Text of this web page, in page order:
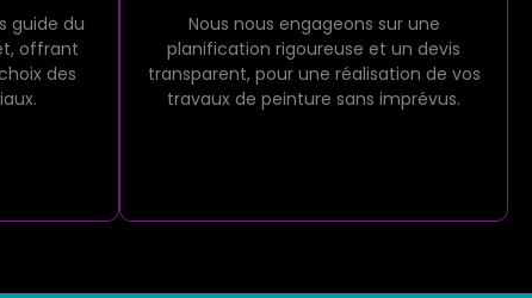
guide du
offrant
des
Nous nous engageons sur une
planification rigoureuse et un devis
transparent, pour une réalisation de vos
travaux de peinture sans imprévus.